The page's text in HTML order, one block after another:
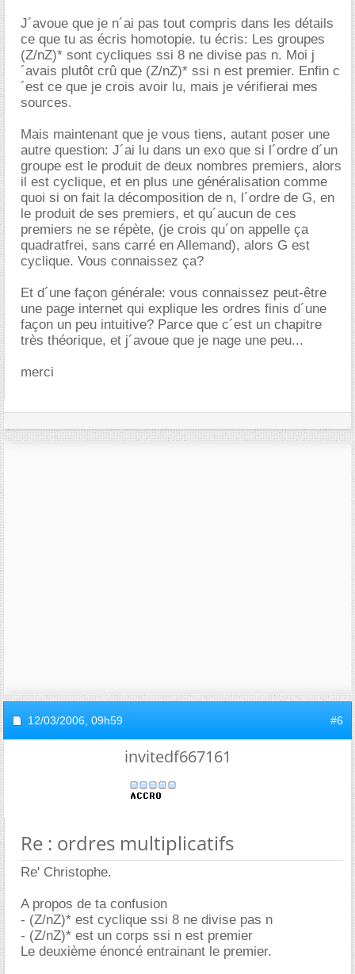
J´avoue que je n´ai pas tout compris dans les détails
ce que tu as écris homotopie. tu écris: Les groupes
(Z/nZ)* sont cycliques ssi 8 ne divise pas n. Moi j
´avais plutôt crû que (Z/nZ)* ssi n est premier. Enfin c
´est ce que je crois avoir lu, mais je vérifierai mes
sources.
Mais maintenant que je vous tiens, autant poser une
autre question: J´ai lu dans un exo que si l´ordre d´un
groupe est le produit de deux nombres premiers, alors
il est cyclique, et en plus une généralisation comme
quoi si on fait la décomposition de n, l´ordre de G, en
le produit de ses premiers, et qu´aucun de ces
premiers ne se répète, (je crois qu´on appelle ça
quadratfrei, sans carré en Allemand), alors G est
cyclique. Vous connaissez ça?
Et d´une façon générale: vous connaissez peut-être
une page internet qui explique les ordres finis d´une
façon un peu intuitive? Parce que c´est un chapitre
très théorique, et j´avoue que je nage une peu...
merci
12/03/2006, 09h59 #6
invitedf667161
Re : ordres multiplicatifs
Re' Christophe.
A propos de ta confusion
- (Z/nZ)* est cyclique ssi 8 ne divise pas n
- (Z/nZ)* est un corps ssi n est premier
Le deuxième énoncé entrainant le premier.